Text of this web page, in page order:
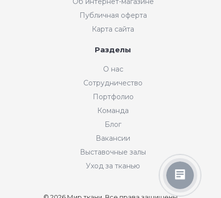
Интернет-магазин "Мир
Добрый день! Готовы Вам
помочь. Напишите нам, если у
Вас появятся вопросы.
магазина: пн-пт с 11:00 до
19:00 по МСК.
Публичная оферта
Карта сайта
Разделы
О нас
Сотрудничество
Портфолио
Команда
Блог
Вакансии
Выставочные залы
Уход за тканью